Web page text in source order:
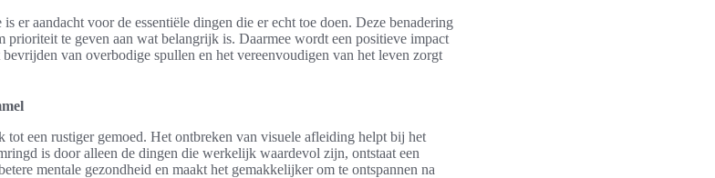
er aandacht voor de essentiële dingen die er echt toe doen. Deze benadering
prioriteit te geven aan wat belangrijk is. Daarmee wordt een positieve impact
van overbodige spullen en het vereenvoudigen van het leven zorgt
een rustiger gemoed. Het ontbreken van visuele afleiding helpt bij het
is door alleen de dingen die werkelijk waardevol zijn, ontstaat een
mentale gezondheid en maakt het gemakkelijker om te ontspannen na